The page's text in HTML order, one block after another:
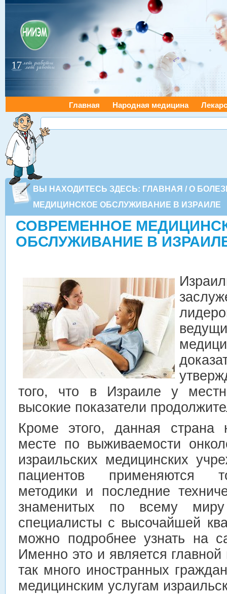
Главная Народная медицина
ВЫ НАХОДИТЕСЬ ЗДЕСЬ: ГЛАВНАЯ / О
МЕДИЦИНСКОЕ ОБСЛУЖИВАНИЕ В ИЗРАИЛЕ
СОВРЕМЕННОЕ
ОБСЛУЖИВАНИЕ В
того, что в Израиле у
высокие показатели
Кроме этого, данная страна
месте по выживаемости
израильских медицинских
пациентов применяются
методики и последние
знаменитых по всему миру
специалисты с высочайшей
можно подробнее узнать на
Именно это и является
так много иностранных
медицинским услугам